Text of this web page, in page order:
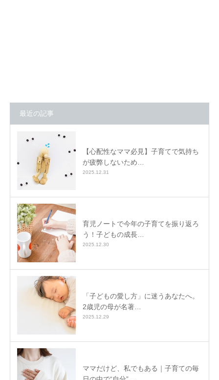
最近の記事
【心配性なママ必見】子育てで気持ち
が疲弊しないため…
2025.12.31
育児ノートで今年の子育てを振り返ろ
う！子どもの成長…
2025.12.30
「子どもの愛し方」に迷うあなたへ。
2歳児の母が名著…
2025.12.29
ママだけど、私でもある｜子育ての毎